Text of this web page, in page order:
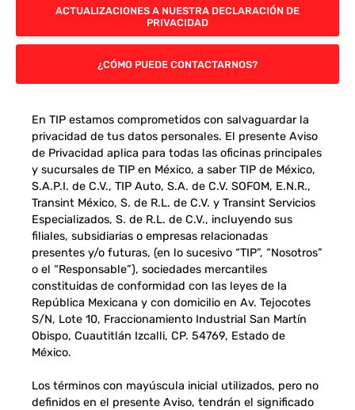
ACTUALIZACIONES A NUESTRA DECLARACIÓN DE
PRIVACIDAD
¿CÓMO PUEDE CONTACTARNOS?
En TIP estamos comprometidos con salvaguardar la
privacidad de tus datos personales. El presente Aviso
de Privacidad aplica para todas las oficinas principales
y sucursales de TIP en México, a saber TIP de México,
S.A.P.I. de C.V., TIP Auto, S.A. de C.V. SOFOM, E.N.R.,
Transint México, S. de R.L. de C.V. y Transint Servicios
Especializados, S. de R.L. de C.V., incluyendo sus
filiales, subsidiarias o empresas relacionadas
presentes y/o futuras, (en lo sucesivo “TIP”, “Nosotros”
o el “Responsable”), sociedades mercantiles
constituidas de conformidad con las leyes de la
República Mexicana y con domicilio en Av. Tejocotes
S/N, Lote 10, Fraccionamiento Industrial San Martín
Obispo, Cuautitlán Izcalli, CP. 54769, Estado de
México.
Los términos con mayúscula inicial utilizados, pero no
definidos en el presente Aviso, tendrán el significado